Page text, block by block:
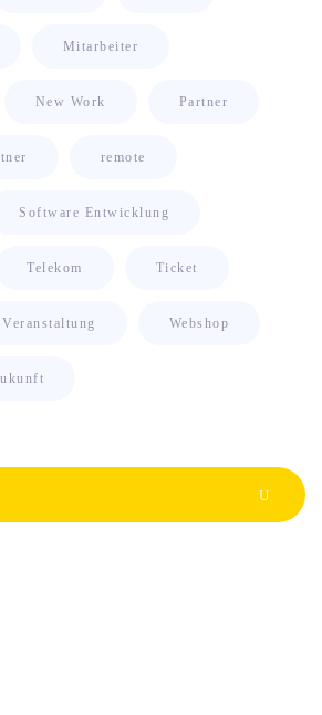
Mitarbeiter
New Work Partner
remote
Software Entwicklung
Telekom Ticket
Veranstaltung Webshop